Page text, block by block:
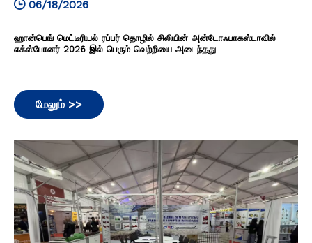
06/18/2026
ஹான்பெங் மெட்டீரியல் ரப்பர் தொழில் சிலியின் அன்டோஃபாகஸ்டாவில்
எக்ஸ்போனர் 2026 இல் பெரும் வெற்றியை அடைந்தது
மேலும் >>